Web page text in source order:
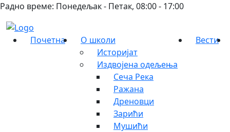
Радно време: Понедељак - Петак, 08:00 - 17:00
Почетна
О школи
Историјат
Издвојена одељења
Сеча Река
Ражана
Дреновци
Зарићи
Мушићи
Вести